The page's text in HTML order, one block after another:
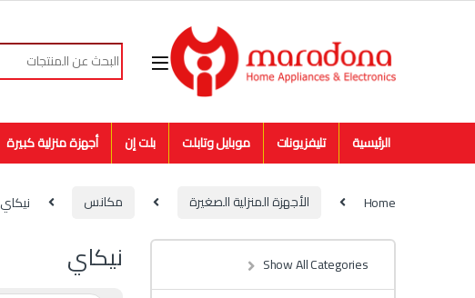
Skip to navigation
Skip to content
Search for:
الرئيسية تليفزيونات موبايل وتابلت بلت إن أجهزة منزلية كبيرة
Home الأجهزة المنزلية الصغيرة مكانس نيكاي
نيكاي Show All Categories